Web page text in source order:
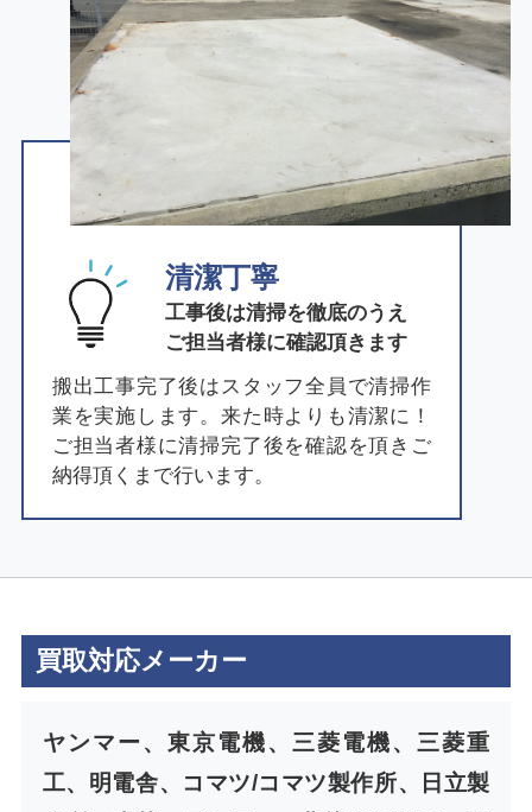
清潔丁寧
工事後は清掃を徹底のうえ
ご担当者様に確認頂きます
搬出工事完了後はスタッフ全員で清掃作
業を実施します。来た時よりも清潔に！
ご担当者様に清掃完了後を確認を頂きご
納得頂くまで行います。
買取対応メーカー
ヤンマー、東京電機、三菱電機、三菱重
工、明電舎、コマツ/コマツ製作所、日立製